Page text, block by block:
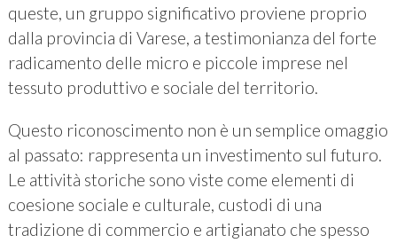
queste, un gruppo significativo proviene proprio
dalla provincia di Varese, a testimonianza del forte
radicamento delle micro e piccole imprese nel
tessuto produttivo e sociale del territorio.
Questo riconoscimento non è un semplice omaggio
al passato: rappresenta un investimento sul futuro.
Le attività storiche sono viste come elementi di
coesione sociale e culturale, custodi di una
tradizione di commercio e artigianato che spesso